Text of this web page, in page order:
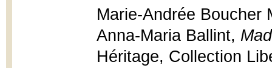
Marie-Andrée Boucher
Anna-Maria Ballint,
Héritage, Collection